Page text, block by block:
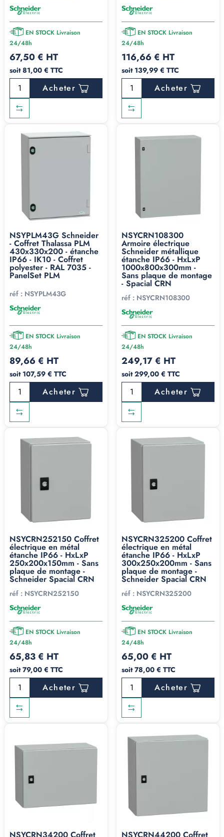
EN STOCK Livraison
24/48h
67,50 € HT
soit 81,00 € TTC
Acheter
EN STOCK Livraison
24/48h
116,66 € HT
soit 139,99 € TTC
Acheter
NSYPLM43G Schneider
- Coffret Thalassa PLM
430x330x200 - étanche
IP66 - IK10 - Coffret
polyester - RAL 7035 -
PanelSet PLM
réf : NSYPLM43G
EN STOCK Livraison
24/48h
89,66 € HT
soit 107,59 € TTC
Acheter
NSYCRN108300
Armoire électrique
Schneider métallique
étanche IP66 - HxLxP
1000x800x300mm -
Sans plaque de montage
- Spacial CRN
réf : NSYCRN108300
EN STOCK Livraison
24/48h
249,17 € HT
soit 299,00 € TTC
Acheter
NSYCRN252150 Coffret
électrique en métal
étanche IP66 - HxLxP
250x200x150mm - Sans
plaque de montage -
Schneider Spacial CRN
réf : NSYCRN252150
EN STOCK Livraison
24/48h
65,83 € HT
soit 79,00 € TTC
Acheter
NSYCRN325200 Coffret
électrique en métal
étanche IP66 - HxLxP
300x250x200mm - Sans
plaque de montage -
Schneider Spacial CRN
réf : NSYCRN325200
EN STOCK Livraison
24/48h
65,00 € HT
soit 78,00 € TTC
Acheter